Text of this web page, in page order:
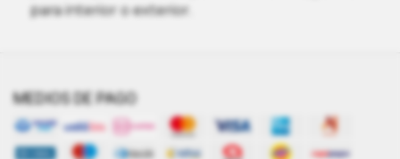
para interior o exterior.
MEDIOS DE PAGO